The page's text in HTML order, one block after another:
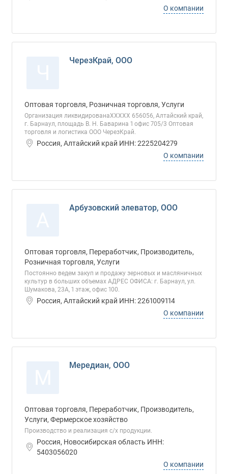
О компании
ЧерезКрай, ООО
Оптовая торговля, Розничная торговля, Услуги
Организация ликвидированаХХХХХ 656056, Алтайский край,
г. Барнаул, площадь В. Н. Баварина 1 офис 705/3 Оптовая
торговля и логистика ООО ЧерезКрай.
Россия, Алтайский край ИНН: 2225204279
О компании
Арбузовский элеватор, ООО
Оптовая торговля, Переработчик, Производитель,
Розничная торговля, Услуги
Постоянно ведем закуп и продажу зерновых и масляничных
культур в больших объемах АДРЕС ОФИСА: г. Барнаул, ул.
Шумакова, 23А, 1 этаж, офис 100.
Россия, Алтайский край ИНН: 2261009114
О компании
Мередиан, ООО
Оптовая торговля, Переработчик, Производитель,
Услуги, Фермерское хозяйство
Производство и реализация с/х продукции.
Россия, Новосибирская область ИНН:
5403056020
О компании